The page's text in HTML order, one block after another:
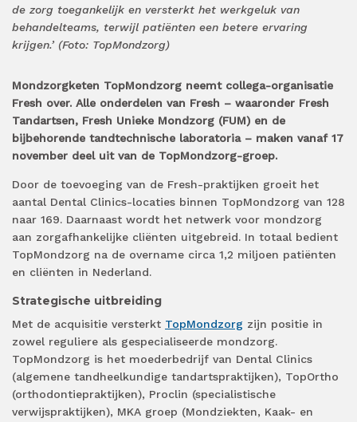
de zorg toegankelijk en versterkt het werkgeluk van
behandelteams, terwijl patiënten een betere ervaring
krijgen.’ (Foto: TopMondzorg)
Mondzorgketen TopMondzorg neemt collega-organisatie
Fresh over. Alle onderdelen van Fresh – waaronder Fresh
Tandartsen, Fresh Unieke Mondzorg (FUM) en de
bijbehorende tandtechnische laboratoria – maken vanaf 17
november deel uit van de TopMondzorg-groep.
Door de toevoeging van de Fresh-praktijken groeit het
aantal Dental Clinics-locaties binnen TopMondzorg van 128
naar 169. Daarnaast wordt het netwerk voor mondzorg
aan zorgafhankelijke cliënten uitgebreid. In totaal bedient
TopMondzorg na de overname circa 1,2 miljoen patiënten
en cliënten in Nederland.
Strategische uitbreiding
Met de acquisitie versterkt TopMondzorg zijn positie in
zowel reguliere als gespecialiseerde mondzorg.
TopMondzorg is het moederbedrijf van Dental Clinics
(algemene tandheelkundige tandartspraktijken), TopOrtho
(orthodontiepraktijken), Proclin (specialistische
verwijspraktijken), MKA groep (Mondziekten, Kaak- en